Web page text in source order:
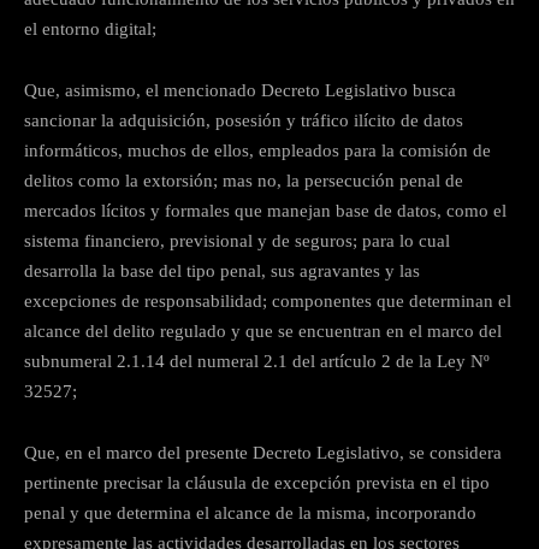
el entorno digital;
Que, asimismo, el mencionado Decreto Legislativo busca
sancionar la adquisición, posesión y tráfico ilícito de datos
informáticos, muchos de ellos, empleados para la comisión de
delitos como la extorsión; mas no, la persecución penal de
mercados lícitos y formales que manejan base de datos, como el
sistema financiero, previsional y de seguros; para lo cual
desarrolla la base del tipo penal, sus agravantes y las
excepciones de responsabilidad; componentes que determinan el
alcance del delito regulado y que se encuentran en el marco del
subnumeral 2.1.14 del numeral 2.1 del artículo 2 de la Ley Nº
32527;
Que, en el marco del presente Decreto Legislativo, se considera
pertinente precisar la cláusula de excepción prevista en el tipo
penal y que determina el alcance de la misma, incorporando
expresamente las actividades desarrolladas en los sectores